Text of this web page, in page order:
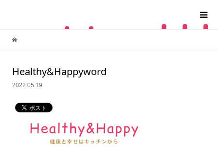
Healthy&Happyword
2022.05.19